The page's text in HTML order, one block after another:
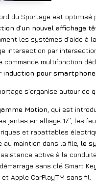
du Sportage est
d’un nouvel affichage
les systèmes d’aide
intersection par
commande multifonction
induction pour
s’organise autour de
Motion , qui est
jantes en alliage 17’’, les
et rabattables
maintien dans la file, le
active à la
sans clé Smart
Apple CarPlayTM sans fil.